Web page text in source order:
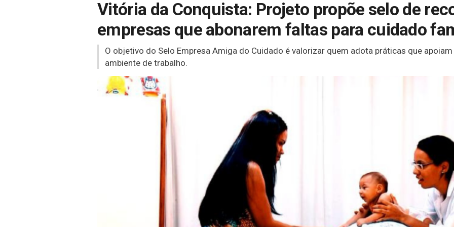
Vitória da Conquista: Projeto propõe selo de
empresas que abonarem faltas para cuidado
O objetivo do Selo Empresa Amiga do Cuidado é valorizar quem adota práticas que
ambiente de trabalho.